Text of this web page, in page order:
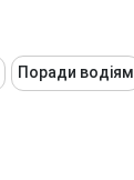
Поради водіям